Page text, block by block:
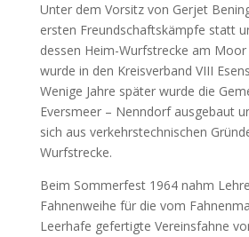
Unter dem Vorsitz von Gerjet
ersten Freundschaftskämpfe statt
dessen Heim-Wurfstrecke am
wurde in den Kreisverband VIII
Wenige Jahre später wurde die
Eversmeer – Nenndorf ausgebaut
sich aus verkehrstechnischen
Wurfstrecke.
Beim Sommerfest 1964 nahm
Fahnenweihe für die vom
Leerhafe gefertigte Vereinsfahne